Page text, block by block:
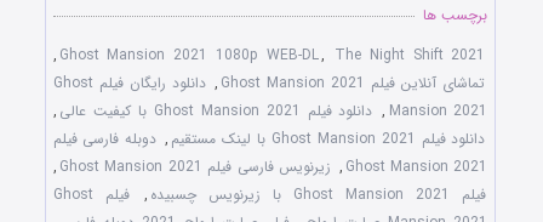
برچسب ها
Ghost Mansion 2021 1080p WEB-DL, The Night Shift 2021
,
تماشای آنلاین فیلم Ghost Mansion 2021
,
دانلود رایگان فیلم Ghost
Mansion 2021
, دانلود فیلم Ghost Mansion 2021 با کیفیت عالی
,
دانلود فیلم Ghost Mansion 2021 با لینک مستقیم
, دوبله فارسی فیلم
Ghost Mansion 2021
, زیرنویس فارسی فیلم Ghost Mansion 2021
,
فیلم Ghost Mansion 2021 با زیرنویس چسبیده
,
فیلم Ghost